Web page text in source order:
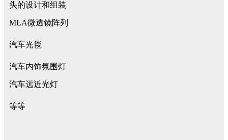
头的设计和组装
MLA微透镜阵列
汽车光毯
汽车内饰氛围灯
汽车远近光灯
等等